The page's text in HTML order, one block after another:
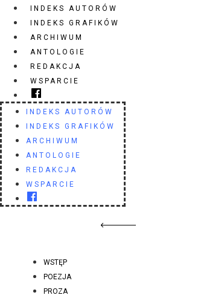
INDEKS AUTORÓW
INDEKS GRAFIKÓW
ARCHIWUM
ANTOLOGIE
REDAKCJA
WSPARCIE
INDEKS AUTORÓW
INDEKS GRAFIKÓW
ARCHIWUM
ANTOLOGIE
REDAKCJA
WSPARCIE
WSTĘP
POEZJA
PROZA